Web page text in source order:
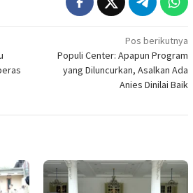
Pos berikutnya
Populi Center: Apapun Program
yang Diluncurkan, Asalkan Ada
Anies Dinilai Baik